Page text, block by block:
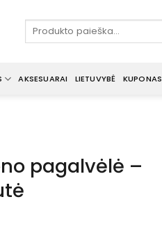
Ieškoti:
AKSESUARAI LIETUVYBĖ KUPONAS
pagalvėlė –